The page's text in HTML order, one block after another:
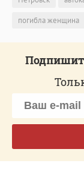
погибла женщина